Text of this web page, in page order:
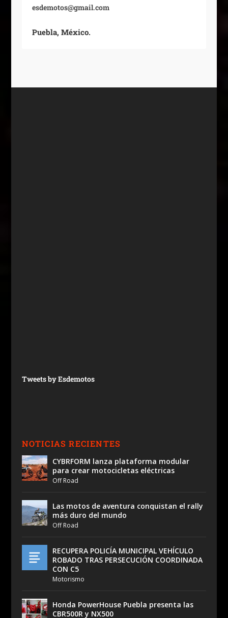
esdemotos@gmail.com
Puebla, México.
Tweets by Esdemotos
NOTICIAS RECIENTES
CYBRFORM lanza plataforma modular
para crear motocicletas eléctricas
Off Road
Las motos de aventura conquistan el rally
más duro del mundo
Off Road
RECUPERA POLICÍA MUNICIPAL VEHÍCULO
ROBADO TRAS PERSECUCIÓN COORDINADA
CON C5
Motorismo
Honda PowerHouse Puebla presenta las
CBR500R y NX500